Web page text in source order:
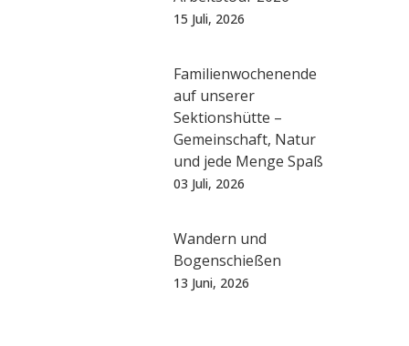
15 Juli, 2026
Familienwochenende
auf unserer
Sektionshütte –
Gemeinschaft, Natur
und jede Menge Spaß
03 Juli, 2026
Wandern und
Bogenschießen
13 Juni, 2026